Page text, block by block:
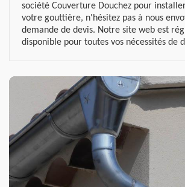
société Couverture Douchez pour
votre gouttière, n'hésitez pas à nous
demande de devis. Notre site web est
disponible pour toutes vos nécessités de